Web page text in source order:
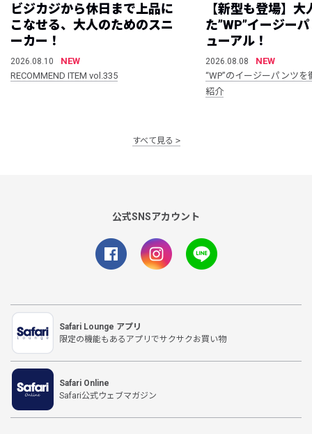
ビジカジから休日まで上品に
こなせる、大人のためのスニ
ーカー！
2026.08.10
NEW
RECOMMEND ITEM vol.335
【新型も登場】大
た”WP”イージー
ューアル！
2026.08.08
NEW
“WP”のイージーパンツ
紹介
すべて見る
公式SNSアカウント
Safari Lounge アプリ
限定の機能もあるアプリでサクサクお買い物
Safari Online
Safari公式ウェブマガジン